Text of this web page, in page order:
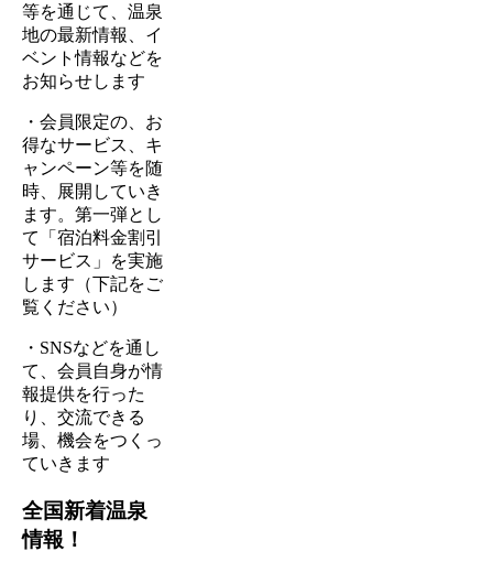
等を通じて、温泉
地の最新情報、イ
ベント情報などを
お知らせします
・会員限定の、お
得なサービス、キ
ャンペーン等を随
時、展開していき
ます。第一弾とし
て「宿泊料金割引
サービス」を実施
します（下記をご
覧ください）
・SNSなどを通し
て、会員自身が情
報提供を行った
り、交流できる
場、機会をつくっ
ていきます
全国新着温泉
情報！